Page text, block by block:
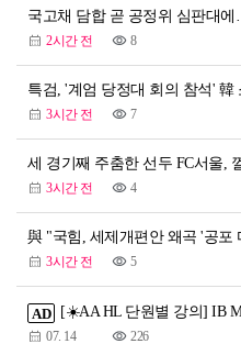
2시간 전 8
3시간 전 7
3시간 전 4
3시간 전 5
AD
07. 14 226